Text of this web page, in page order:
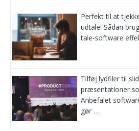
Perfekt til at
udtale! Sådan
tale-software
Tilføj lydfiler til
præsentationer
Anbefalet
gør …